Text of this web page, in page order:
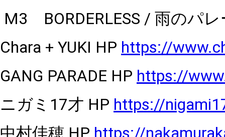
M3
BORDERLESS / 雨のパレ
Chara + YUKI HP https://
GANG PARADE HP https://
ニガミ 17才 HP https://
中村佳穂 HP https://